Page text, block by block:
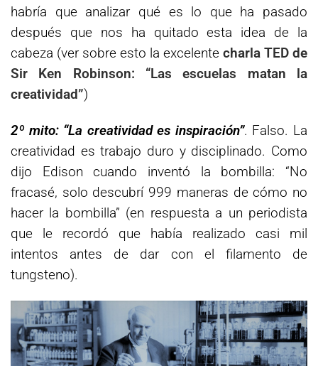
habría que analizar qué es lo que ha pasado
después que nos ha quitado esta idea de la
cabeza (ver sobre esto la excelente charla TED de
Sir Ken Robinson: “Las escuelas matan la
creatividad”)
2º mito: “La creatividad es inspiración”. Falso. La
creatividad es trabajo duro y disciplinado. Como
dijo Edison cuando inventó la bombilla: “No
fracasé, solo descubrí 999 maneras de cómo no
hacer la bombilla” (en respuesta a un periodista
que le recordó que había realizado casi mil
intentos antes de dar con el filamento de
tungsteno).